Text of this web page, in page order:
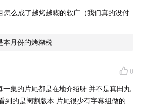
，横滨三年展，泰国甲米双年展，
，夕张国际冒险电影节，
怎么成了越烤越糊的软广（我们真的没付
本月份的烤糊税
0
一集的片尾都是在地介绍呀 并不是真田丸
到的是阉割版本 片尾很少有字幕组做的